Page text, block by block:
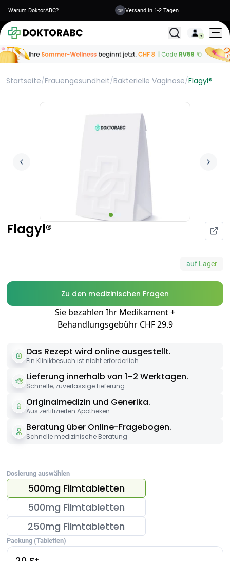
Warum DoktorABC? Versand in 1-2 Tagen
Alle
Startseite/Frauengesundheit/Bakterielle Vaginose/Flagyl®
Flagyl®
auf Lager
Zu den medizinischen Fragen
Sie bezahlen Ihr Medikament +
Behandlungsgebühr CHF 29.9
Das Rezept wird online ausgestellt.
Ein Klinikbesuch ist nicht erforderlich.
Lieferung innerhalb von 1–2 Werktagen.
Schnelle, zuverlässige Lieferung.
Originalmedizin und Generika.
Aus zertifizierten Apotheken.
Beratung über Online-Fragebogen.
Schnelle medizinische Beratung
Dosierung auswählen
500mg Filmtabletten
500mg Filmtabletten
250mg Filmtabletten
Packung (Tabletten)